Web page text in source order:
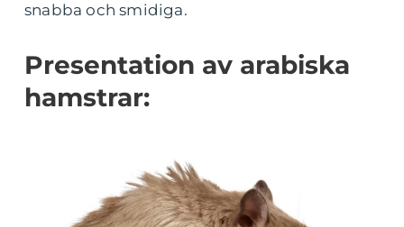
snabba och smidiga.
Presentation av arabiska
hamstrar: